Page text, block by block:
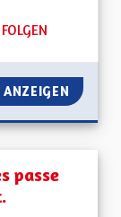
51 FOLLOWER
FOLGEN
ROTT UN WISS /
ANZEIGEN ROTT
passe